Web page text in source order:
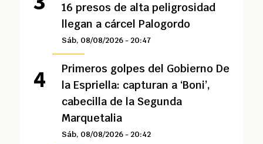
16 presos de alta peligrosidad
llegan a cárcel Palogordo
Sáb, 08/08/2026 - 20:47
Primeros golpes del Gobierno De
la Espriella: capturan a ‘Boni’,
cabecilla de la Segunda
Marquetalia
Sáb, 08/08/2026 - 20:42